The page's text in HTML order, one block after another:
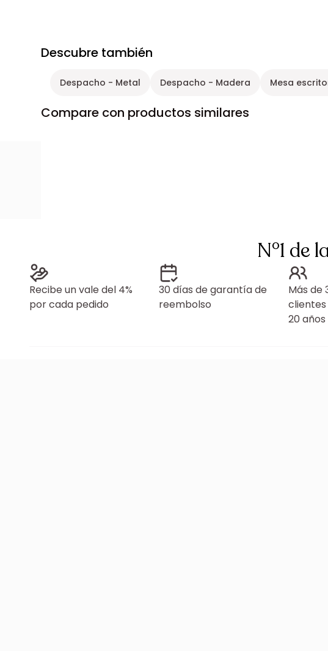
Descubre también
Despacho - Metal Despacho - Madera Mesa
Compare con productos similares
N°1 de
Recibe un vale del 4%
por cada pedido
30 días de garantía de
reembolso
Más de
20 años